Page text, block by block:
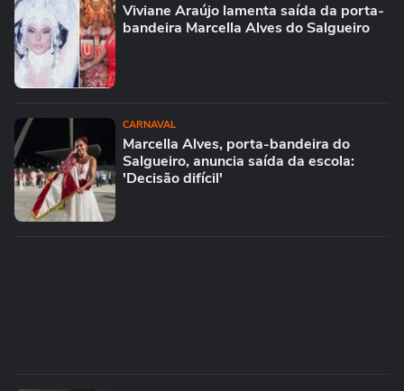
Viviane Araújo lamenta saída da porta-
bandeira Marcella Alves do Salgueiro
CARNAVAL
Marcella Alves, porta-bandeira do
Salgueiro, anuncia saída da escola:
'Decisão difícil'